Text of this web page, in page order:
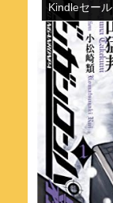
Kindleセール